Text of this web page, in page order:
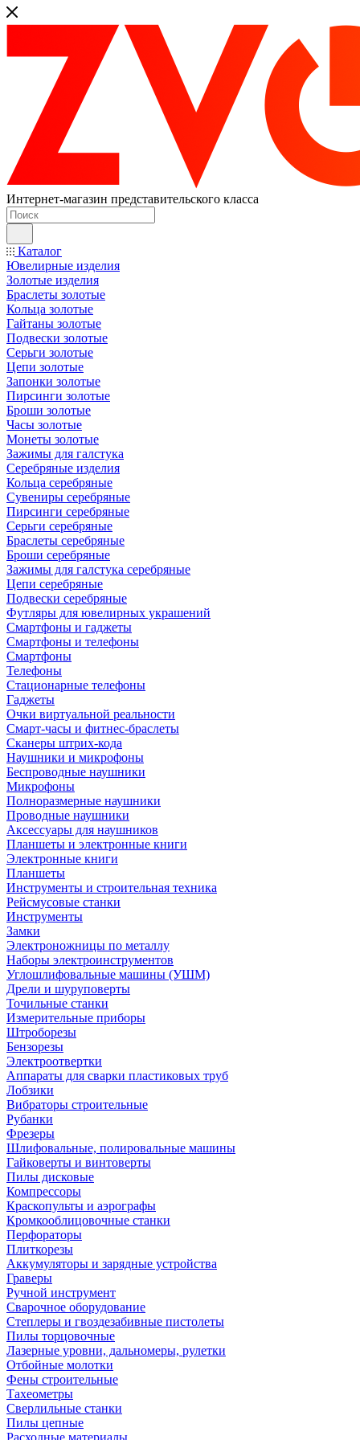
Интернет-магазин представительского класса
Каталог
Ювелирные изделия
Золотые изделия
Браслеты золотые
Кольца золотые
Гайтаны золотые
Подвески золотые
Серьги золотые
Цепи золотые
Запонки золотые
Пирсинги золотые
Броши золотые
Часы золотые
Монеты золотые
Зажимы для галстука
Серебряные изделия
Кольца серебряные
Сувениры серебряные
Пирсинги серебряные
Серьги серебряные
Браслеты серебряные
Броши серебряные
Зажимы для галстука серебряные
Цепи серебряные
Подвески серебряные
Футляры для ювелирных украшений
Смартфоны и гаджеты
Смартфоны и телефоны
Смартфоны
Телефоны
Стационарные телефоны
Гаджеты
Очки виртуальной реальности
Смарт-часы и фитнес-браслеты
Сканеры штрих-кода
Наушники и микрофоны
Беспроводные наушники
Микрофоны
Полноразмерные наушники
Проводные наушники
Аксессуары для наушников
Планшеты и электронные книги
Электронные книги
Планшеты
Инструменты и строительная техника
Рейсмусовые станки
Инструменты
Замки
Электроножницы по металлу
Наборы электроинструментов
Углошлифовальные машины (УШМ)
Дрели и шуруповерты
Точильные станки
Измерительные приборы
Штроборезы
Бензорезы
Электроотвертки
Аппараты для сварки пластиковых труб
Лобзики
Вибраторы строительные
Рубанки
Фрезеры
Шлифовальные, полировальные машины
Гайковерты и винтоверты
Пилы дисковые
Компрессоры
Краскопульты и аэрографы
Кромкооблицовочные станки
Перфораторы
Плиткорезы
Аккумуляторы и зарядные устройства
Граверы
Ручной инструмент
Сварочное оборудование
Степлеры и гвоздезабивные пистолеты
Пилы торцовочные
Лазерные уровни, дальномеры, рулетки
Отбойные молотки
Фены строительные
Тахеометры
Сверлильные станки
Пилы цепные
Расходные материалы